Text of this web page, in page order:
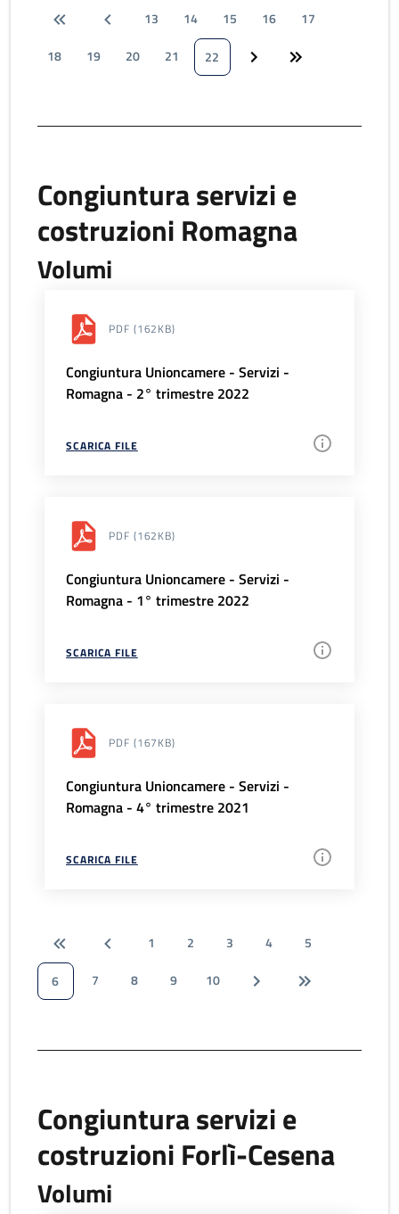
13 14 15 16
17
18
19 20 21 22
Congiuntura servizi e
costruzioni Romagna
Volumi
PDF (162KB)
Congiuntura Unioncamere - Servizi -
Romagna - 2° trimestre 2022
SCARICA FILE
PDF (162KB)
Congiuntura Unioncamere - Servizi -
Romagna - 1° trimestre 2022
SCARICA FILE
PDF (167KB)
Congiuntura Unioncamere - Servizi -
Romagna - 4° trimestre 2021
SCARICA FILE
1 2 3 4
5
6
7 8 9 10
Congiuntura servizi e
costruzioni Forlì-Cesena
Volumi